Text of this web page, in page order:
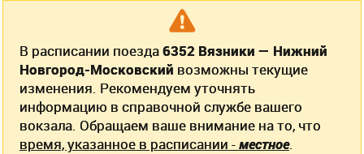
В расписании поезда6352 Вязники — Нижний
Новгород-Московский возможны текущие
изменения. Рекомендуем уточнять
информацию в справочной службе вашего
вокзала. Обращаем ваше внимание на то, что
время, указанное в расписании -местное.